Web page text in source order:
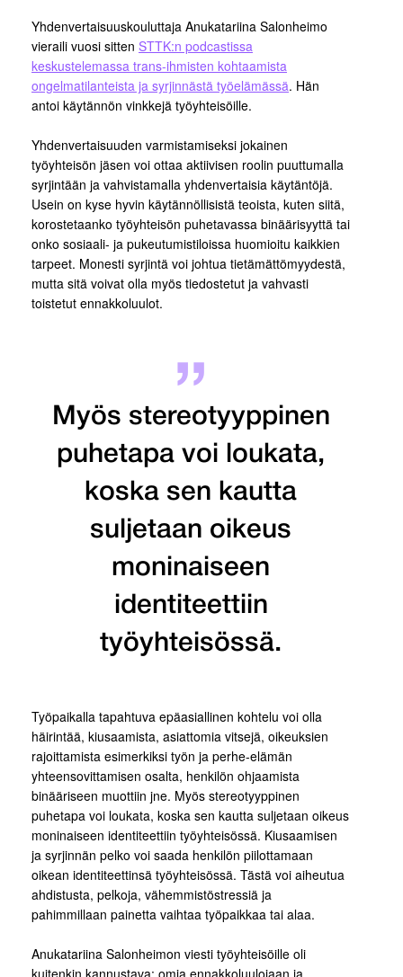
Yhdenvertaisuuskouluttaja Anukatariina Salonheimo
vieraili vuosi sitten STTK:n podcastissa
keskustelemassa trans-ihmisten kohtaamista
ongelmatilanteista ja syrjinnästä työelämässä. Hän
antoi käytännön vinkkejä työyhteisöille.
Yhdenvertaisuuden varmistamiseksi jokainen
työyhteisön jäsen voi ottaa aktiivisen roolin puuttumalla
syrjintään ja vahvistamalla yhdenvertaisia käytäntöjä.
Usein on kyse hyvin käytännöllisistä teoista, kuten siitä,
korostetaanko työyhteisön puhetavassa binäärisyyttä tai
onko sosiaali- ja pukeutumistiloissa huomioitu kaikkien
tarpeet. Monesti syrjintä voi johtua tietämättömyydestä,
mutta sitä voivat olla myös tiedostetut ja vahvasti
toistetut ennakkoluulot.
Myös stereotyyppinen
puhetapa voi loukata,
koska sen kautta
suljetaan oikeus
moninaiseen
identiteettiin
työyhteisössä.
Työpaikalla tapahtuva epäasiallinen kohtelu voi olla
häirintää, kiusaamista, asiattomia vitsejä, oikeuksien
rajoittamista esimerkiksi työn ja perhe-elämän
yhteensovittamisen osalta, henkilön ohjaamista
binääriseen muottiin jne. Myös stereotyyppinen
puhetapa voi loukata, koska sen kautta suljetaan oikeus
moninaiseen identiteettiin työyhteisössä. Kiusaamisen
ja syrjinnän pelko voi saada henkilön piilottamaan
oikean identiteettinsä työyhteisössä. Tästä voi aiheutua
ahdistusta, pelkoja, vähemmistöstressiä ja
pahimmillaan painetta vaihtaa työpaikkaa tai alaa.
Anukatariina Salonheimon viesti työyhteisöille oli
kuitenkin kannustava: omia ennakkoluulojaan ja